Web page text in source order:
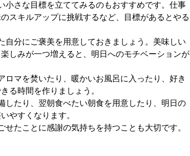
小さな目標を立ててみるのもおすすめです。仕事
スキルアップに挑戦するなど、目標があるとやる
自分にご褒美を用意しておきましょう。美味しい
しみが一つ増えると、明日へのモチベーションが
ロマを焚いたり、暖かいお風呂に入ったり、好き
る時間を作りましょう。
したり、翌朝食べたい朝食を用意したり、明日の
やすくなります。
せたことに感謝の気持ちを持つことも大切です。